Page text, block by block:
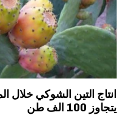
انتاج التين الشوكي خلال
يتجاوز 100 الف طن